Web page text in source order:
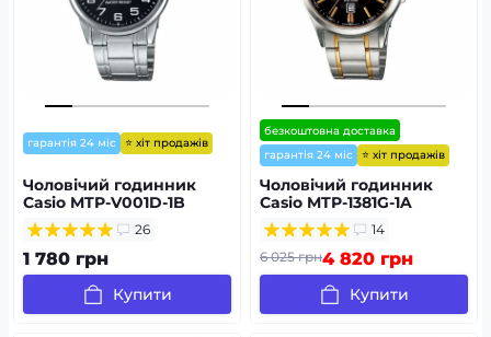
гарантія 24 міс ⭐ хіт продажів
Чоловічий годинник
Casio MTP-V001D-1B
26
1 780 грн
Купити
безкоштовна доставка
гарантія 24 міс
⭐ хіт продажів
Чоловічий годинник
Casio MTP-1381G-1A
14
6 025 грн4 820 грн
Купити